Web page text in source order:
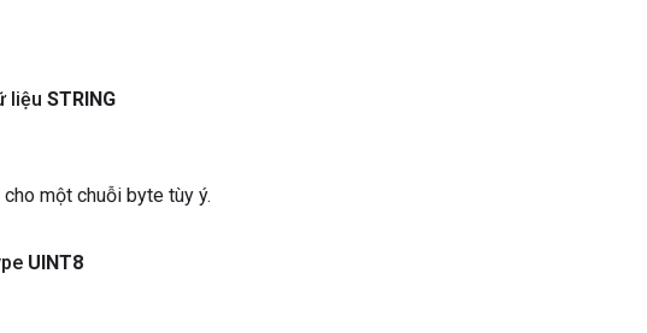
liệu STRING
một chuỗi byte tùy ý.
UINT8